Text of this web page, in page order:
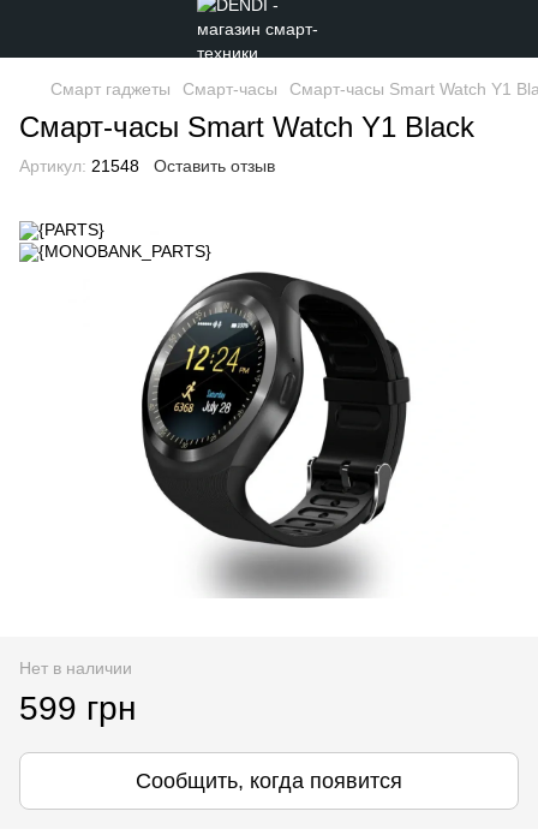
Смарт гаджеты Смарт-часы Смарт-часы Smart Watch Y1
Смарт-часы Smart Watch Y1 Black
Артикул: 21548 Оставить отзыв
Нет в наличии
599 грн
Сообщить, когда появится